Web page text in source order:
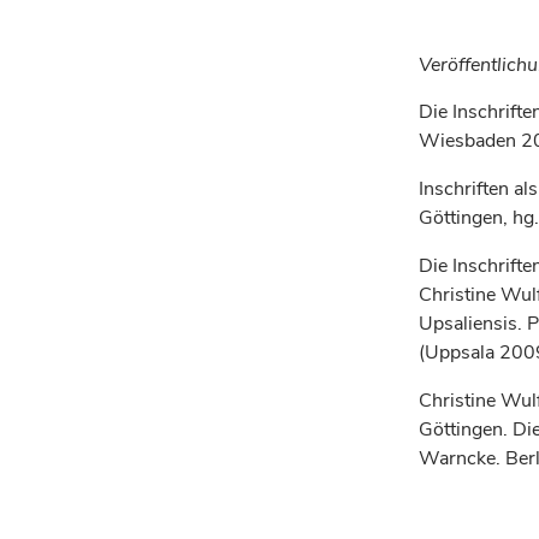
Die
Wiesbaden
Inschriften
Göttingen,
Die
Christine
Upsaliensis.
(Uppsala
Christine
Göttingen.
Warncke.